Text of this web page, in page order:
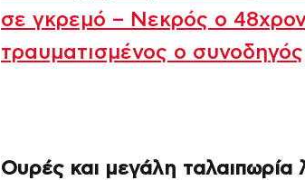
σε γκρεμό – Νεκρός ο
τραυματισμένος ο συνοδηγός
Ουρές και μεγάλη